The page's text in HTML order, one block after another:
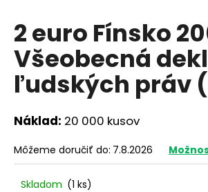
2 euro Fínsko
Všeobecná
ľudských práv
Náklad: 20 000 kusov
Môžeme doručiť do: 7.8.2026
Skladom (1 ks)
j
s
ť
?